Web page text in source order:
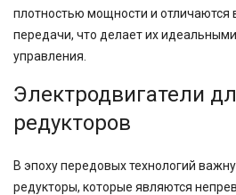
плотностью мощности и отличаются
передачи, что делает их
управления.
Электродвигатели
редукторов
В эпоху передовых технологий
редукторы, которые являются